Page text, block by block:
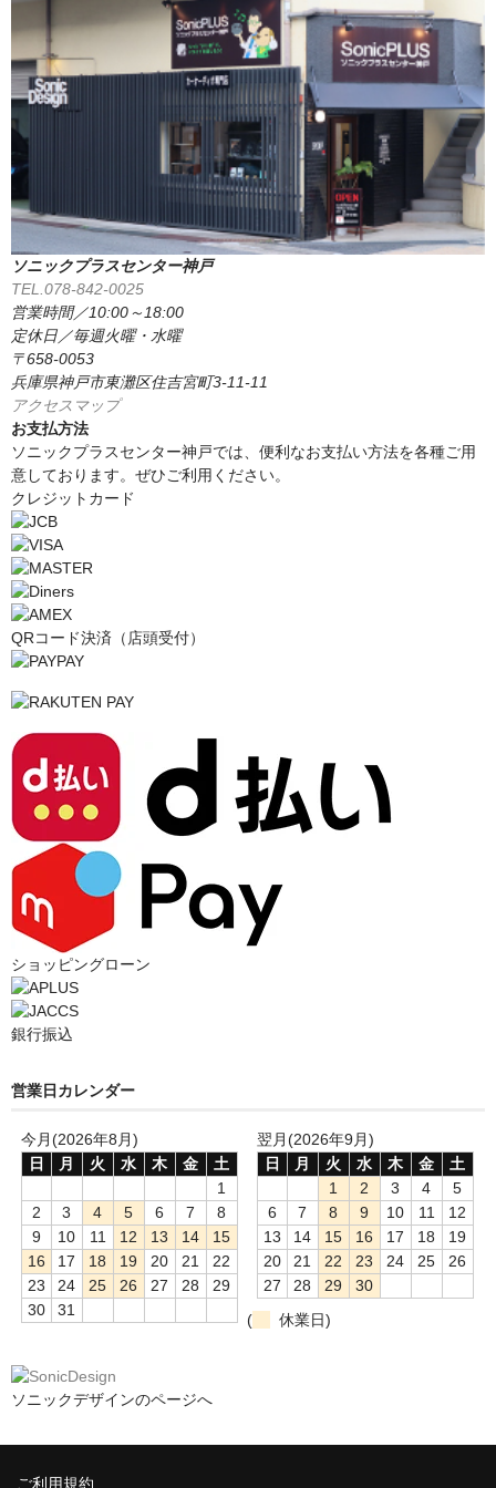
ソニックプラスセンター神戸
TEL.078-842-0025
営業時間／10:00～18:00
定休日／毎週火曜・水曜
〒658-0053
兵庫県神戸市東灘区住吉宮町3-11-11
アクセスマップ
お支払方法
ソニックプラスセンター神戸では、便利なお支払い方法を各種ご用
意しております。ぜひご利用ください。
クレジットカード
QRコード決済（店頭受付）
ショッピングローン
銀行振込
営業日カレンダー
今月(2026年8月)
日
月 火 水 木 金
土
1
2
3 4 5 6 7
8
9
10 11 12 13 14
15
16
17 18 19 20 21
22
23
24 25 26 27 28
29
30
31
翌月(2026年9月)
日
月 火 水 木 金
土
1
2 3 4
5
6
7 8 9 10 11
12
13
14 15 16 17 18
19
20
21 22 23 24 25
26
27
28 29
30
(
休業日)
ソニックデザインのページへ
ご利用規約